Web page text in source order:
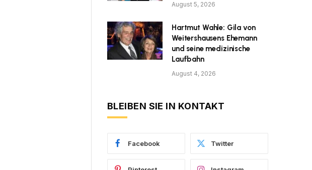
August 5, 2026
Hartmut Wahle: Gila von
Weitershausens Ehemann
und seine medizinische
Laufbahn
August 4, 2026
BLEIBEN SIE IN KONTAKT
Facebook Twitter